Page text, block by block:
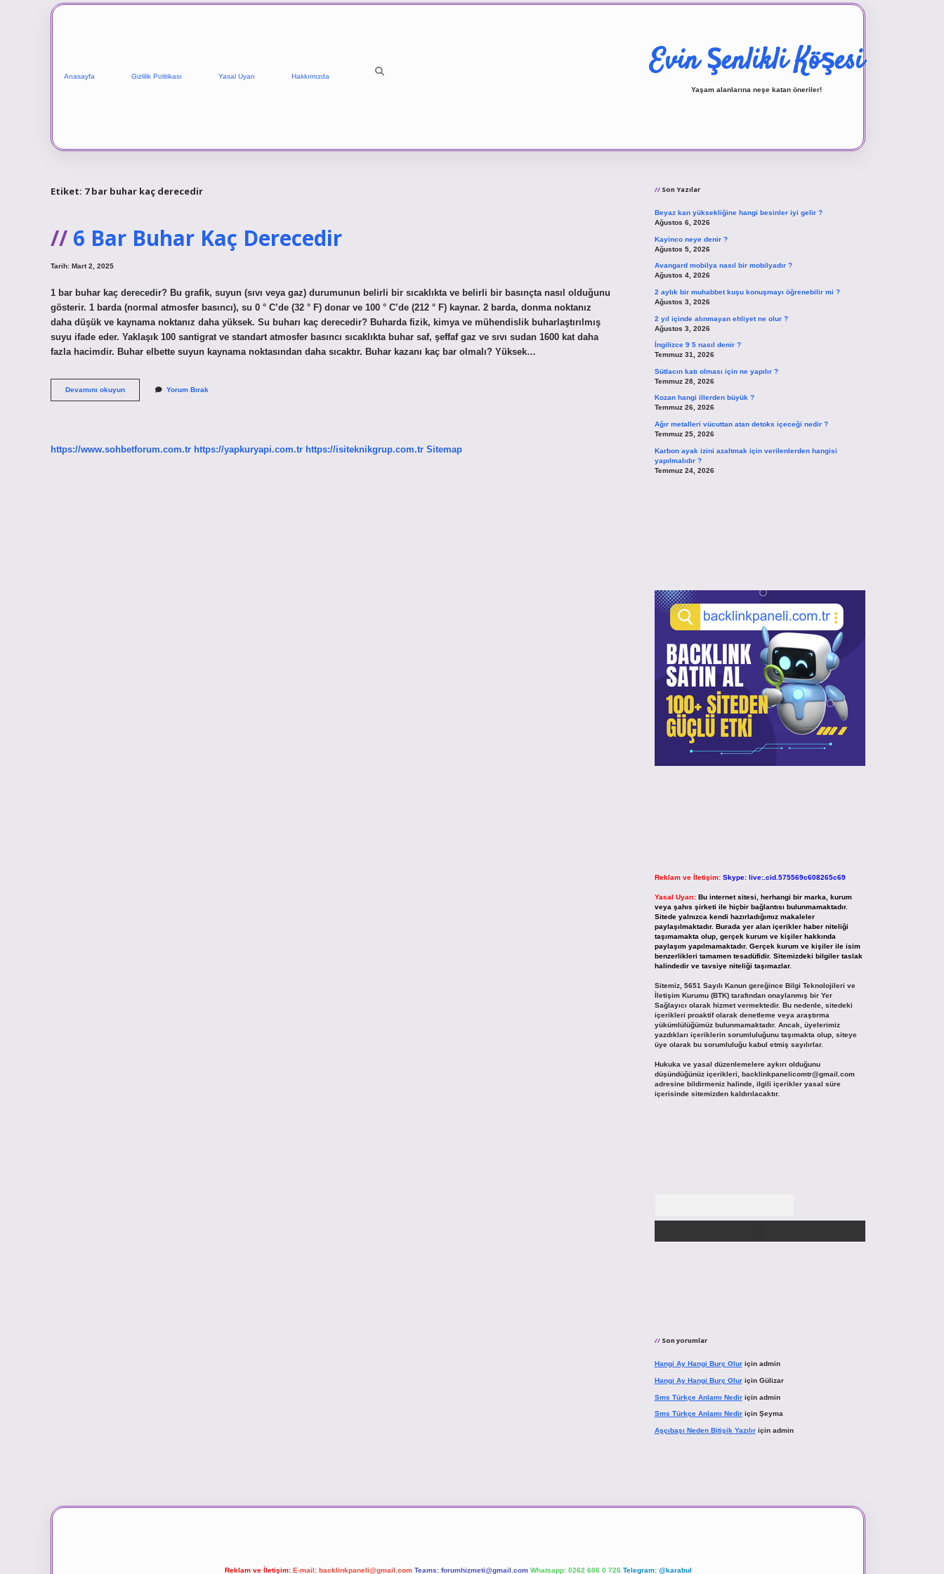
Anasayfa Gizlilik Politikası Yasal Uyarı Hakkımızda Evin Şenlikli Köşesi
Yaşam alanlarına neşe katan öneriler!
Etiket: 7 bar buhar kaç derecedir
6 Bar Buhar Kaç Derecedir
Tarih: Mart 2, 2025
1 bar buhar kaç derecedir? Bu grafik, suyun (sıvı veya gaz) durumunun belirli bir sıcaklıkta ve belirli bir basınçta nasıl olduğunu
gösterir. 1 barda (normal atmosfer basıncı), su 0 ° C’de (32 ° F) donar ve 100 ° C’de (212 ° F) kaynar. 2 barda, donma noktanız
daha düşük ve kaynama noktanız daha yüksek. Su buharı kaç derecedir? Buharda fizik, kimya ve mühendislik buharlaştırılmış
suyu ifade eder. Yaklaşık 100 santigrat ve standart atmosfer basıncı sıcaklıkta buhar saf, şeffaf gaz ve sıvı sudan 1600 kat daha
fazla hacimdir. Buhar elbette suyun kaynama noktasından daha sıcaktır. Buhar kazanı kaç bar olmalı? Yüksek…
Devamını okuyun6
Bar
Yorum Bırak
https://www.sohbetforum.com.tr https://yapkuryapi.com.tr https://isiteknikgrup.com.tr Sitemap
Son Yazılar
Beyaz kan yüksekliğine hangi besinler iyi gelir ?
Ağustos 6, 2026
Kayinco neye denir ?
Ağustos 5, 2026
Avangard mobilya nasıl bir mobilyadır ?
Ağustos 4, 2026
2 aylık bir muhabbet kuşu konuşmayı öğrenebilir mi ?
Ağustos 3, 2026
2 yıl içinde alınmayan ehliyet ne olur ?
Ağustos 3, 2026
İngilizce 9 5 nasıl denir ?
Temmuz 31, 2026
Sütlacın katı olması için ne yapılır ?
Temmuz 28, 2026
Kozan hangi illerden büyük ?
Temmuz 26, 2026
Ağır metalleri vücuttan atan detoks içeceği nedir ?
Temmuz 25, 2026
Karbon ayak izini azaltmak için verilenlerden hangisi
yapılmalıdır ?
Temmuz 24, 2026
Reklam ve İletişim: Skype: live:.cid.575569c608265c69
Yasal Uyarı: Bu internet sitesi, herhangi bir marka, kurum
veya şahıs şirketi ile hiçbir bağlantısı bulunmamaktadır.
Sitede yalnızca kendi hazırladığımız makaleler
paylaşılmaktadır. Burada yer alan içerikler haber niteliği
taşımamakta olup, gerçek kurum ve kişiler hakkında
paylaşım yapılmamaktadır. Gerçek kurum ve kişiler ile isim
benzerlikleri tamamen tesadüfidir. Sitemizdeki bilgiler taslak
halindedir ve tavsiye niteliği taşımazlar.
Sitemiz, 5651 Sayılı Kanun gereğince Bilgi Teknolojileri ve
İletişim Kurumu (BTK) tarafından onaylanmış bir Yer
Sağlayıcı olarak hizmet vermektedir. Bu nedenle, sitedeki
içerikleri proaktif olarak denetleme veya araştırma
yükümlülüğümüz bulunmamaktadır. Ancak, üyelerimiz
yazdıkları içeriklerin sorumluluğunu taşımakta olup, siteye
üye olarak bu sorumluluğu kabul etmiş sayılırlar.
Hukuka ve yasal düzenlemelere aykırı olduğunu
düşündüğünüz içerikleri, backlinkpanelicomtr@gmail.com
adresine bildirmeniz halinde, ilgili içerikler yasal süre
içerisinde sitemizden kaldırılacaktır.
Son yorumlar
Hangi Ay Hangi Burç Oluriçin admin
Hangi Ay Hangi Burç Oluriçin Gülizar
Sms Türkçe Anlamı Nediriçin admin
Sms Türkçe Anlamı Nediriçin Şeyma
Aşçıbaşı Neden Bitişik Yazılıriçin admin
Reklam ve İletişim: E-mail: backlinkpaneli@gmail.com Teams: forumhizmeti@gmail.com Whatsapp: 0262 606 0 726 Telegram: @karabul